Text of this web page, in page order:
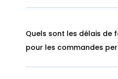
Quels sont les délais de
pour les commandes